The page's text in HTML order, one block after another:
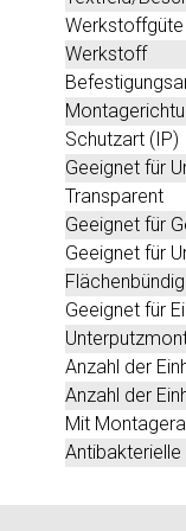
Werkstoffgüte
Werkstoff
Schutzart (IP)
Geeignet für
Transparent
Geeignet für
Geeignet für
Geeignet für
Anzahl der
Anzahl der
Mit
Antibakterielle